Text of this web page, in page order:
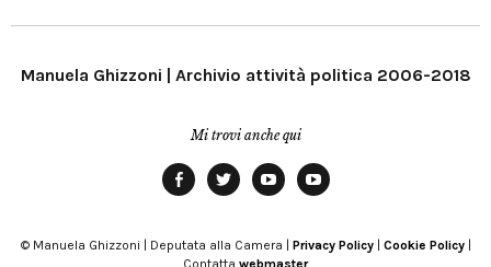
Manuela Ghizzoni | Archivio attività politica 2006-2018
Mi trovi anche qui
Modena
© Manuela Ghizzoni | Deputata alla Camera | Privacy Policy| Cookie Policy|